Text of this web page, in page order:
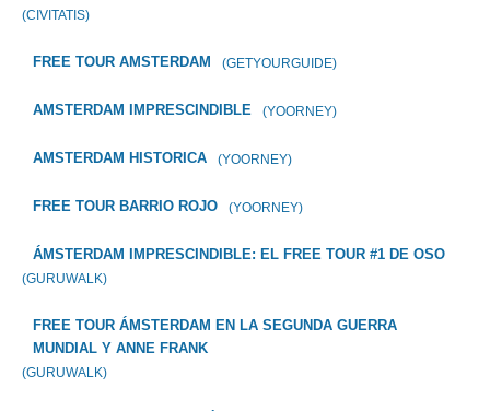
(CIVITATIS)
FREE TOUR AMSTERDAM (GETYOURGUIDE)
AMSTERDAM IMPRESCINDIBLE (YOORNEY)
AMSTERDAM HISTORICA (YOORNEY)
FREE TOUR BARRIO ROJO (YOORNEY)
ÁMSTERDAM IMPRESCINDIBLE: EL FREE TOUR #1 DE OSO
(GURUWALK)
FREE TOUR ÁMSTERDAM EN LA SEGUNDA GUERRA
MUNDIAL Y ANNE FRANK
(GURUWALK)